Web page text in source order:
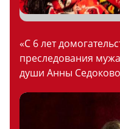
«С 6 лет
преследования
души Анны